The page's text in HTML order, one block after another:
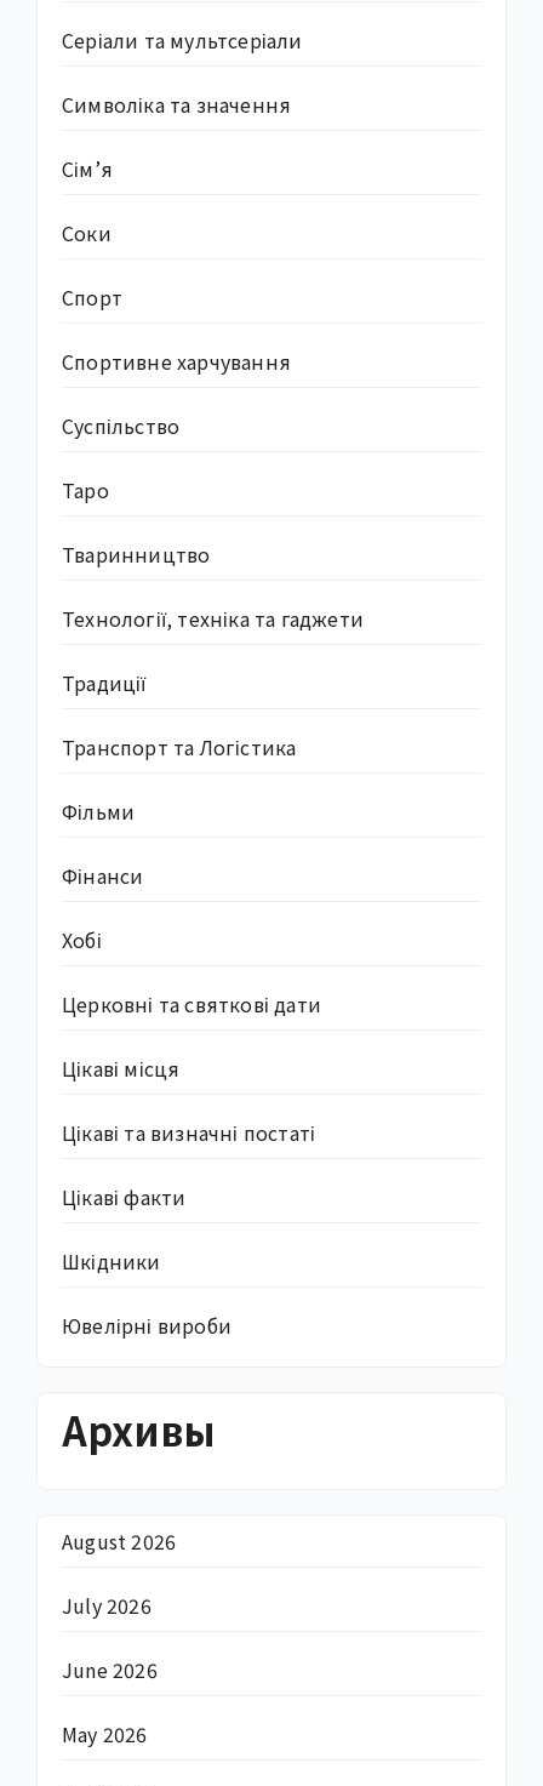
Серіали та мультсеріали
Символіка та значення
Сім’я
Соки
Спорт
Спортивне харчування
Суcпільство
Таро
Тваринництво
Технології, техніка та гаджети
Традиції
Транспорт та Логістика
Фільми
Фінанси
Хобі
Церковні та святкові дати
Цікаві місця
Цікаві та визначні постаті
Цікаві факти
Шкідники
Ювелірні вироби
Архивы
August 2026
July 2026
June 2026
May 2026